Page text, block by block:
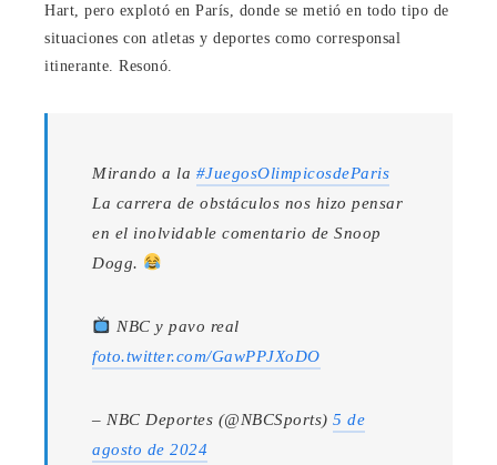
Hart, pero explotó en París, donde se metió en todo tipo de
situaciones con atletas y deportes como corresponsal
itinerante. Resonó.
Mirando a la #JuegosOlimpicosdeParis
La carrera de obstáculos nos hizo pensar
en el inolvidable comentario de Snoop
Dogg.
NBC y pavo real
foto.twitter.com/GawPPJXoDO
– NBC Deportes (@NBCSports) 5 de
agosto de 2024